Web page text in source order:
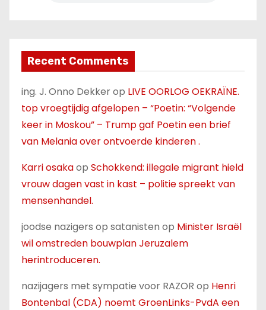
Recent Comments
ing. J. Onno Dekkerop LIVE OORLOG OEKRAÏNE.
top vroegtijdig afgelopen – “Poetin: “Volgende
keer in Moskou” – Trump gaf Poetin een brief
van Melania over ontvoerde kinderen .
Karri osakaop Schokkend: illegale migrant hield
vrouw dagen vast in kast – politie spreekt van
mensenhandel.
joodse nazigers op satanisten op Minister Israël
wil omstreden bouwplan Jeruzalem
herintroduceren.
nazijagers met sympatie voor RAZOR op Henri
Bontenbal (CDA) noemt GroenLinks-PvdA een